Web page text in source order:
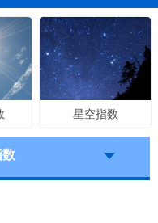
星空指数
数